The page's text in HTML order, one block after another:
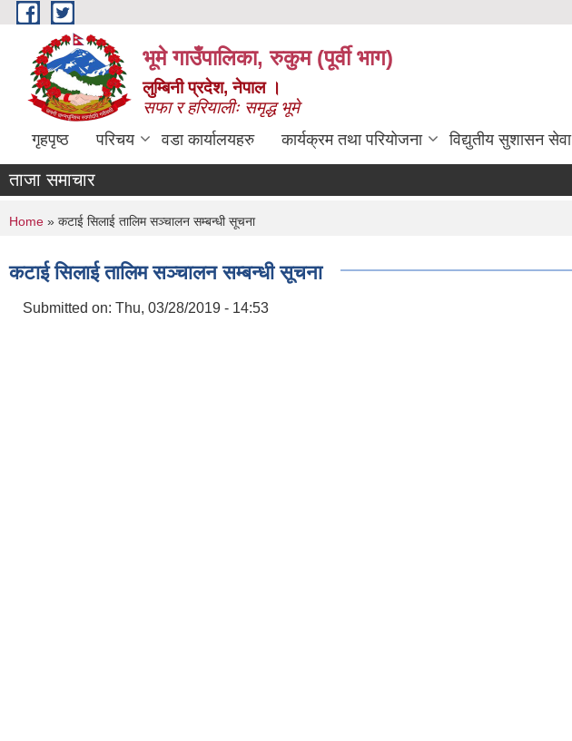
Skip to main content
भूमे गाउँपालिका, रुकुम (पूर्वी भाग)
लुम्बिनी प्रदेश, नेपाल ।
सफा र हरियालीः समृद्ध भूमे
गृहपृष्ठ परिचय वडा कार्यालयहरु कार्यक्रम तथा परियोजना विद्युतीय सुशासन सेवा
ताजा समाचार
You are here
Home » कटाई सिलाई तालिम सञ्चालन सम्बन्धी सूचना
कटाई सिलाई तालिम सञ्चालन सम्बन्धी सूचना
Submitted on: Thu, 03/28/2019 - 14:53